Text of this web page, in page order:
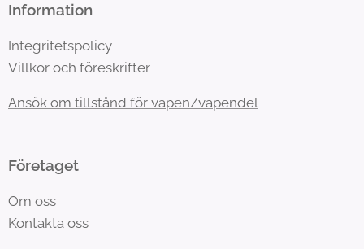
Information
Integritetspolicy
Villkor och föreskrifter
Ansök om tillstånd för vapen/vapendel
Företaget
Om oss
Kontakta oss